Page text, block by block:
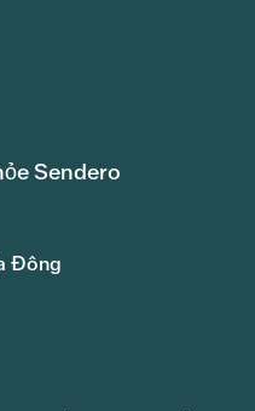
Sendero
Đông